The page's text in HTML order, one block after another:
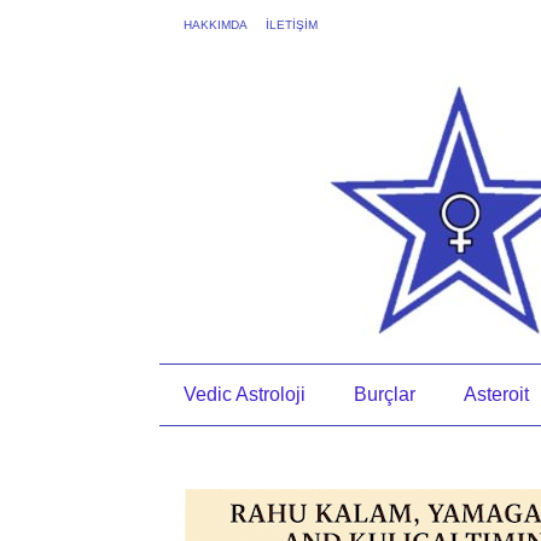
HAKKIMDA İLETİŞİM
Vedic Astroloji Burçlar Asteroit